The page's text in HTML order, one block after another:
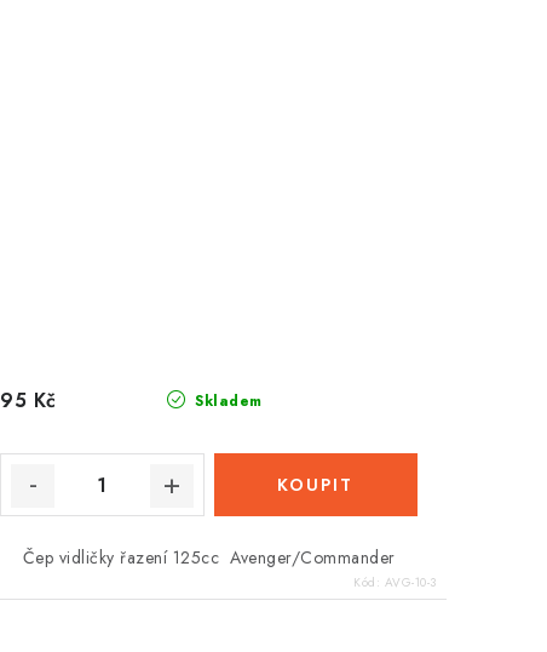
Skladem
95 Kč
Čep vidličky řazení 125cc Avenger/Commander
Kód: AVG-10-3